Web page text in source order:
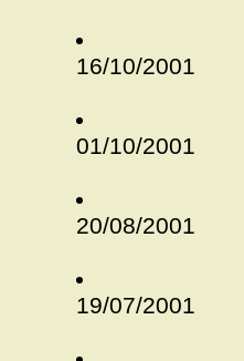
16/10/2001
01/10/2001
20/08/2001
19/07/2001